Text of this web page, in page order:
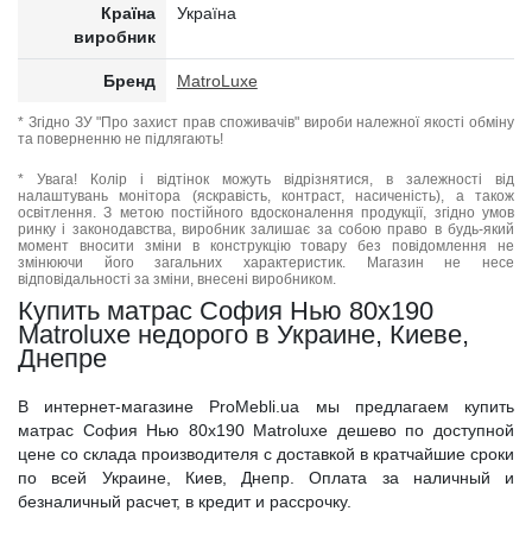
Країна
виробник
Україна
Бренд MatroLuxe
* Згідно ЗУ "Про захист прав споживачів" вироби належної якості обміну
та поверненню не підлягають!
* Увага! Колір і відтінок можуть відрізнятися, в залежності від
налаштувань монітора (яскравість, контраст, насиченість), а також
освітлення. З метою постійного вдосконалення продукції, згідно умов
ринку і законодавства, виробник залишає за собою право в будь-який
момент вносити зміни в конструкцію товару без повідомлення не
змінюючи його загальних характеристик. Магазин не несе
відповідальності за зміни, внесені виробником.
Купить матрас София Нью 80x190
Matroluxe недорого в Украине, Киеве,
Днепре
В интернет-магазине ProMebli.ua мы предлагаем купить
матрас София Нью 80x190 Matroluxe дешево по доступной
цене со склада производителя с доставкой в кратчайшие сроки
по всей Украине, Киев, Днепр. Оплата за наличный и
безналичный расчет, в кредит и рассрочку.